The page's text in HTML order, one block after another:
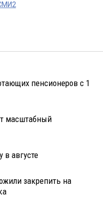
пенсионеров с 1
масштабный
августе
закрепить на